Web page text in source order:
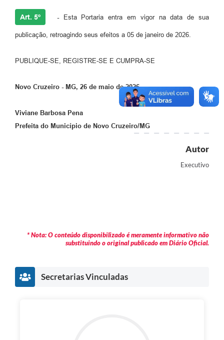
Art. 5º -Esta Portaria entra em vigor na data de sua
publicação, retroagindo seus efeitos a 05 de janeiro de 2026.
PUBLIQUE-SE, REGISTRE-SE E CUMPRA-SE
Novo Cruzeiro - MG, 26 de maio de 2026.
Viviane Barbosa Pena
Prefeita do Município de Novo Cruzeiro/MG
Autor
Executivo
* Nota: O conteúdo disponibilizado é meramente informativo não
substituindo o original publicado em Diário Oficial.
Secretarias Vinculadas